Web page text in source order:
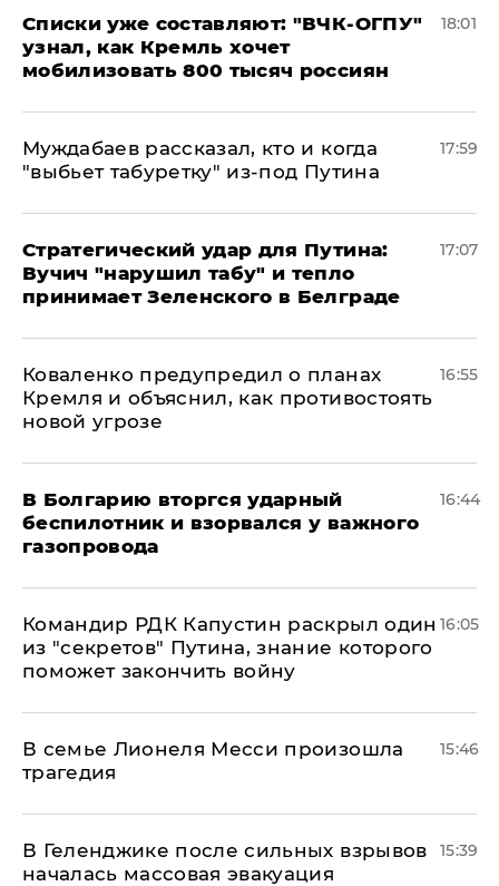
Списки уже составляют: "ВЧК-ОГПУ"
узнал, как Кремль хочет
мобилизовать 800 тысяч россиян
18:01
Муждабаев рассказал, кто и когда
"выбьет табуретку" из-под Путина
17:59
Стратегический удар для Путина:
Вучич "нарушил табу" и тепло
принимает Зеленского в Белграде
17:07
Коваленко предупредил о планах
Кремля и объяснил, как противостоять
новой угрозе
16:55
В Болгарию вторгся ударный
беспилотник и взорвался у важного
газопровода
16:44
Командир РДК Капустин раскрыл один
из "секретов" Путина, знание которого
поможет закончить войну
16:05
В семье Лионеля Месси произошла
трагедия
15:46
В Геленджике после сильных взрывов
началась массовая эвакуация
15:39